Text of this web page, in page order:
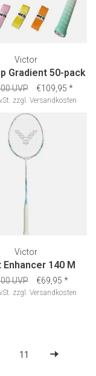
Victor
Gradient 50-pack
UVP €109,95 *
zzgl. Versandkosten
Victor
140 M
UVP €69,95 *
zzgl. Versandkosten
11